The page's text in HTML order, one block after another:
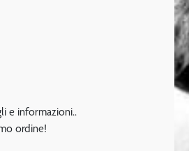
e informazioni..
ordine!